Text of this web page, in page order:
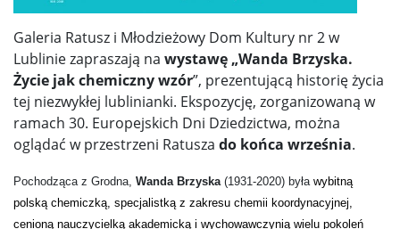
Galeria Ratusz i Młodzieżowy Dom Kultury nr 2 w
Lublinie zapraszają na wystawę „Wanda Brzyska.
Życie jak chemiczny wzór”, prezentującą historię życia
tej niezwykłej lublinianki. Ekspozycję, zorganizowaną w
ramach 30. Europejskich Dni Dziedzictwa, można
oglądać w przestrzeni Ratusza do końca września.
Pochodząca z Grodna, Wanda Brzyska (1931-2020) była wybitną
polską chemiczką, specjalistką z zakresu chemii koordynacyjnej,
cenioną nauczycielką akademicką i wychowawczynią wielu pokoleń